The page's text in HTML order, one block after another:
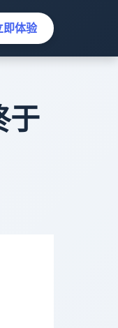
即体验
于